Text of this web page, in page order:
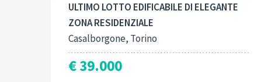
ULTIMO LOTTO EDIFICABILE DI ELEGANTE
ZONA RESIDENZIALE
Casalborgone, Torino
€ 39.000